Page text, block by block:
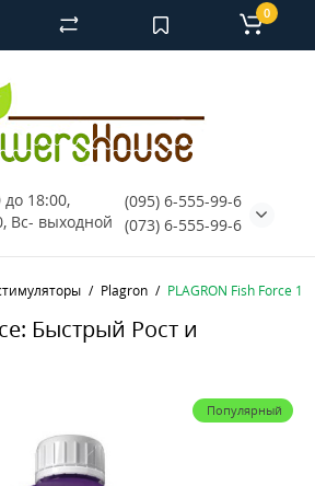
18:00,
Вс- выходной
(095) 6-555-99-6
(073) 6-555-99-6
0
Plagron PLAGRON Fish Force 1L
Быстрый Рост и
Популярный